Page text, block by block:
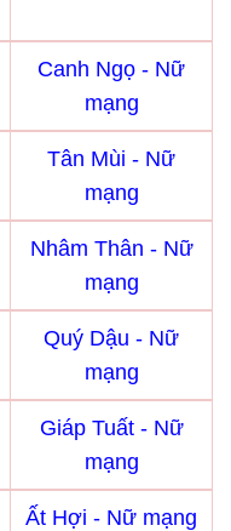
Canh Ngọ - Nữ
mạng
Tân Mùi - Nữ
mạng
Nhâm Thân - Nữ
mạng
Quý Dậu - Nữ
mạng
Giáp Tuất - Nữ
mạng
Ất Hợi - Nữ mạng